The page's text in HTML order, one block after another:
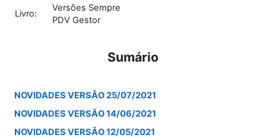
Livro:
Versões Sempre
PDV Gestor
Sumário
NOVIDADES VERSÃO 25/07/2021
NOVIDADES VERSÃO 14/06/2021
NOVIDADES VERSÃO 12/05/2021